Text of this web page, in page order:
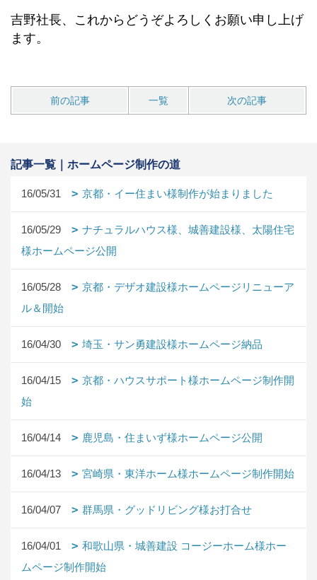
吉野社長、これからどうぞよろしくお願い申し上げ
ます。
前の記事 一覧 次の記事
記事一覧｜ホームページ制作の道
16/05/31 京都・イー住まい様制作が始まりました
16/05/29
ナチュラルハウス様、城善建設様、太陽住宅
様ホームページ公開
16/05/28
京都・デザオ建設様ホームページリニューア
ル＆開始
16/04/30 埼玉・サン勇建設様ホームページ納品
16/04/15
京都・ハウスサポート様ホームページ制作開
始
16/04/14 鹿児島・住まいず様ホームページ公開
16/04/13 宮崎県・東洋ホーム様ホームページ制作開始
16/04/07 群馬県・グッドリビング様お打合せ
16/04/01
和歌山県・城善建設 コージーホーム様ホー
ムページ制作開始